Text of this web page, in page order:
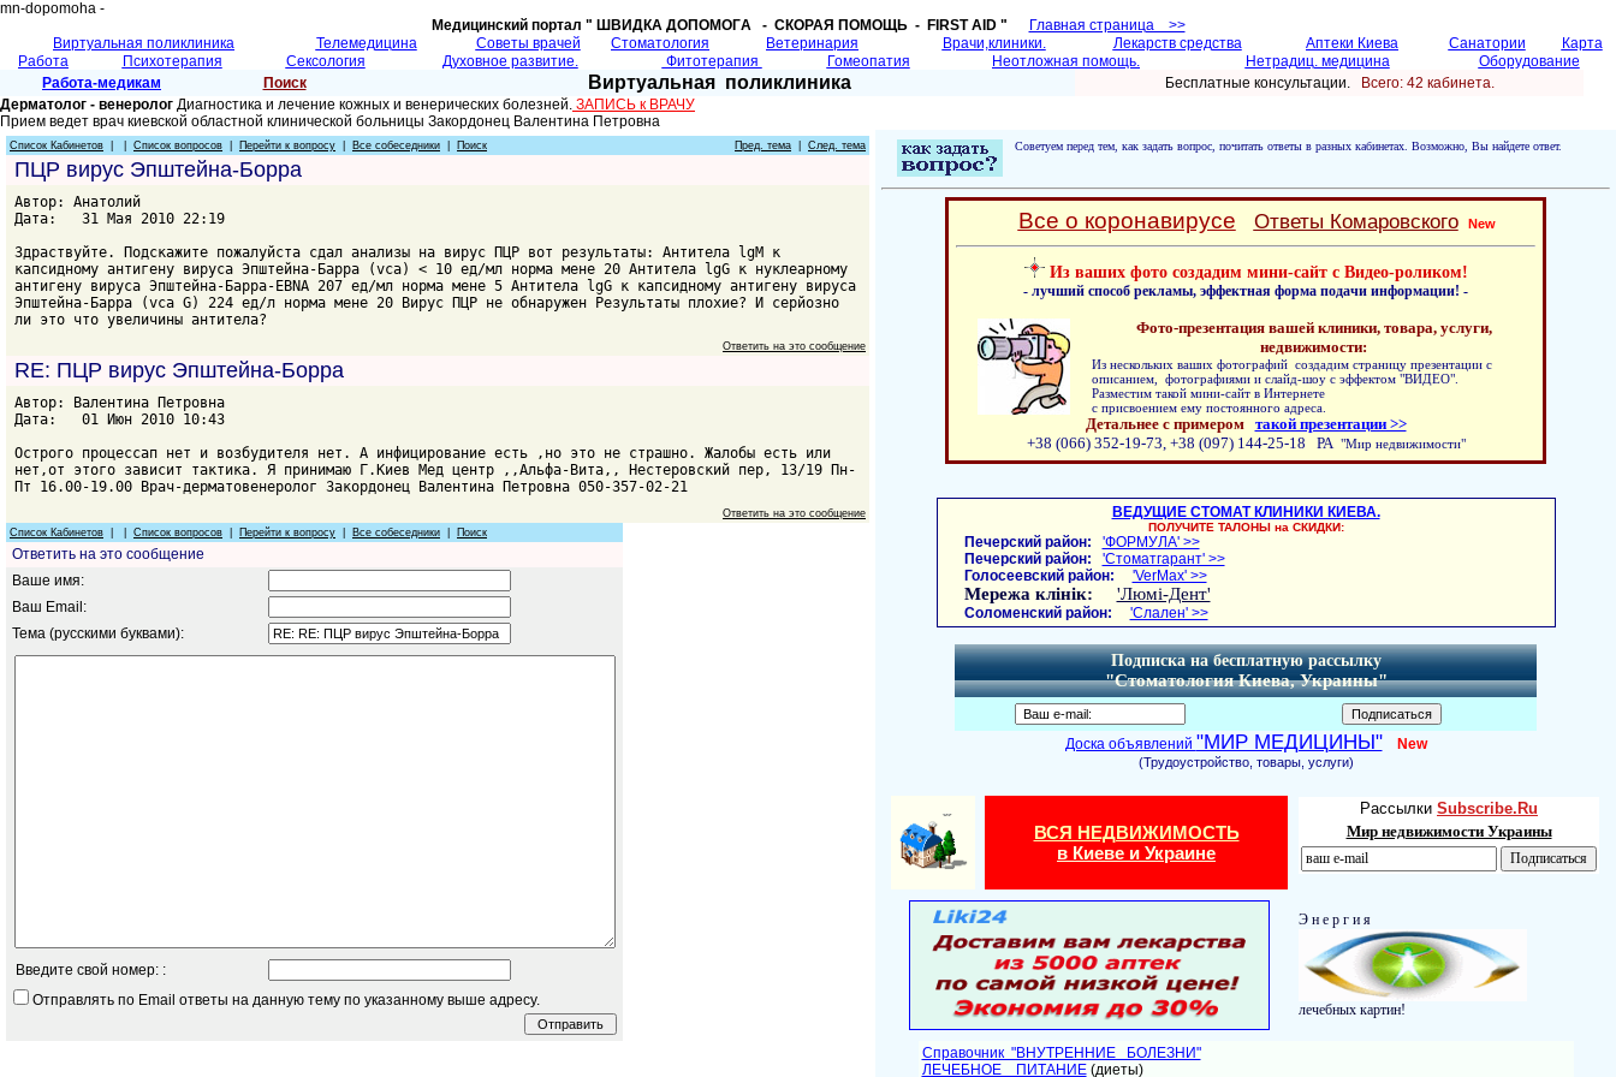
mn-dopomoha -
Медицинский портал " ШВИДКА ДОПОМОГA - СКОРАЯ ПОМОЩЬ - FIRST AID "
Главная страница >>
Виртуальная поликлиника
Телемедицина Советы врачей Cтоматология Ветеринария Врачи,клиники. Лекарств средства Аптеки Киева Санатории
Карта
Работа
Психотерапия Сексология Духовное развитие. Фитотерапия Гомеопатия Неотложная помощь. Нетрадиц. медицина
Оборудование
Работа-медикам
Поиск Виртуальная поликлиника Бесплатные консультации.
Всего: 42 кабинетa.
Дерматолог - венеролог Диагностика и лечение кожных и венерических болезней. ЗАПИСЬ к ВРАЧУ
Прием ведет врач киевской областной клинической больницы Закордонец Валентина Петровна
Список Кабинетов Список вопросов Перейти к вопросу Все собеседники Поиск Пред. тема След. тема
ПЦР вирус Эпштейна-Борра
Автор: Анатолий
Дата: 31 Мая 2010 22:19
Здраствуйте. Подскажите пожалуйста сдал анализы на вирус ПЦР вот результаты: Антитела lgM к
капсидному антигену вируса Эпштейна-Барра (vca) < 10 ед/мл норма мене 20 Антитела lgG к нуклеарному
антигену вируса Эпштейна-Барра-EBNA 207 ед/мл норма мене 5 Антитела lgG к капсидному антигену вируса
Эпштейна-Барра (vca G) 224 ед/л норма мене 20 Вирус ПЦР не обнаружен Результаты плохие? И серйозно
ли это что увеличины антитела?
Ответить на это сообщение
RE: ПЦР вирус Эпштейна-Борра
Автор: Валентина Петровна
Дата: 01 Июн 2010 10:43
Острого процессап нет и возбудителя нет. А инфицирование есть ,но это не страшно. Жалобы есть или
нет,от этого зависит тактика. Я принимаю Г.Киев Мед центр ,,Альфа-Вита,, Нестеровский пер, 13/19 Пн-
Пт 16.00-19.00 Врач-дерматовенеролог Закордонец Валентина Петровна 050-357-02-21
Ответить на это сообщение
Список Кабинетов
Список вопросов Перейти к вопросу Все собеседники Поиск
Ответить на это сообщение
Ваше имя:
Ваш Email:
Тема (русскими буквами):
Введите свой номер: :
Отправлять по Email ответы на данную тему по указанному выше адресу.
Советуем перед тем, как задать вопрос, почитать ответы в разных кабинетах. Возможно, Вы найдете ответ.
Все о коронавирусе Ответы Комаровского New
Из ваших фото создадим мини-сайт с Видео-роликом!
- лучший способ рекламы, эффектная форма подачи информации! -
Фото-презентация вашей клиники, товара, услуги,
недвижимости:
Из нескольких ваших фотографий создадим страницу презентации с
описанием, фотографиями и слайд-шоу с эффектом "ВИДЕО".
Разместим такой мини-сайт в Интернете
с присвоением ему постоянного адреса.
Детальнее с примером такой презентации >>
+38 (066) 352-19-73, +38 (097) 144-25-18 РА "Мир недвижимости"
ВЕДУЩИЕ СТОМАТ КЛИНИКИ КИЕВА.
ПОЛУЧИТЕ ТАЛОНЫ на СКИДКИ:
Печерский район:
'ФОРМУЛА' >>
Печерский район:
'Стоматгарант' >>
Голосеевский район:
'VerMax' >>
Мережа клінік: 'Люмі-Дент'
Соломенский район: 'Слален' >>
Подписка на бесплатную рассылку
"Стоматология Киева, Украины"
Доска объявлений "МИР МЕДИЦИНЫ" New
(Трудоустройство, товары, услуги)
ВСЯ НЕДВИЖИМОСТЬ
в Киеве и Украине
Рассылки Subscribe.Ru
Мир недвижимости Украины
Э н е р г и я
лечебных картин!
Справочник "ВНУТРЕННИЕ БОЛЕЗНИ"
ЛЕЧЕБНОЕ ПИТАНИЕ(диеты)